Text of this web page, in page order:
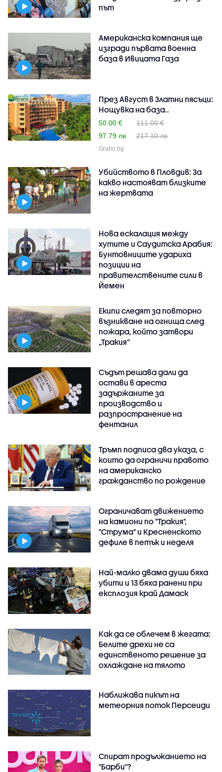
път
Американска компания ще
изгради първата военна
база в Ивицата Газа
През Август в Златни пясъци:
Нощувка на база..
50.00 €
111.00 €
97.79 лв
217.10 лв
Grabo.bg
Убийството в Пловдив: За
какво настояват близките
на жертвата
Нова ескалация между
хутите и Саудитска Арабия:
Бунтовниците удариха
позиции на
правителствените сили в
Йемен
Екипи следят за повторно
възникване на огнища след
пожара, който затвори
„Тракия“
Съдът решава дали да
остави в ареста
задържаните за
производство и
разпространение на
фентанил
Тръмп подписа два указа, с
които да ограничи правото
на американско
гражданство по рождение
Ограничават движението
на камиони по "Тракия",
"Струма" и Кресненското
дефиле в петък и неделя
Най-малко двама души бяха
убити и 13 бяха ранени при
експлозия край Дамаск
Как да се облечем в жегата:
Белите дрехи не са
единственото решение за
охлаждане на тялото
Наближава пикът на
метеорния поток Персеиди
Спират продължанието на
"Барби"?